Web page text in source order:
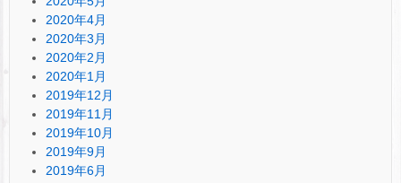
2020年4月
2020年3月
2020年2月
2020年1月
2019年12月
2019年11月
2019年10月
2019年9月
2019年6月